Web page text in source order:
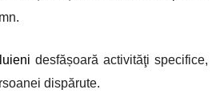
desfășoară activităţi specifice,
dispărute.